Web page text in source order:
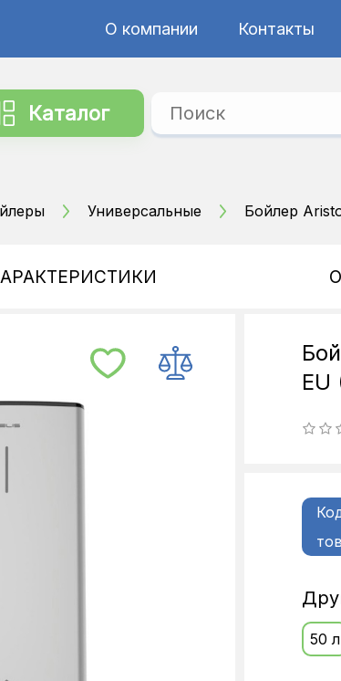
О компании Контакты
Каталог
Универсальные Бойлер
EU
50 л